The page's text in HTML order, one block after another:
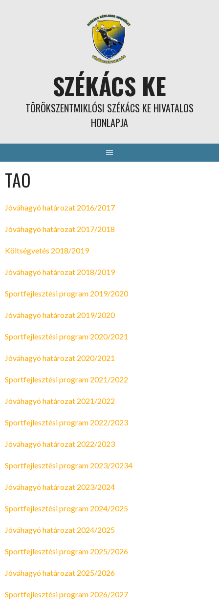
SZÉKÁCS KE
TÖRÖKSZENTMIKLÓSI SZÉKÁCS KE HIVATALOS
HONLAPJA
TAO
Jóváhagyó határozat 2016/2017
Jóváhagyó határozat 2017/2018
Költségvetés 2018/2019
Jóváhagyó határozat 2018/2019
Sportfejlesztési program 2019/2020
Jóváhagyó határozat 2019/2020
Sportfejlesztési program 2020/2021
Jóváhagyó határozat 2020/2021
Sportfejlesztési program 2021/2022
Jóváhagyó határozat 2021/2022
Sportfejlesztési program 2022/2023
Jóváhagyó határozat 2022/2023
Sportfejlesztési program 2023/20234
Jóváhagyó határozat 2023/2024
Sportfejlesztési program 2024/2025
Jóváhagyó határozat 2024/2025
Sportfejlesztési program 2025/2026
Jóváhagyó határozat 2025/2026
Sportfejlesztési program 2026/2027